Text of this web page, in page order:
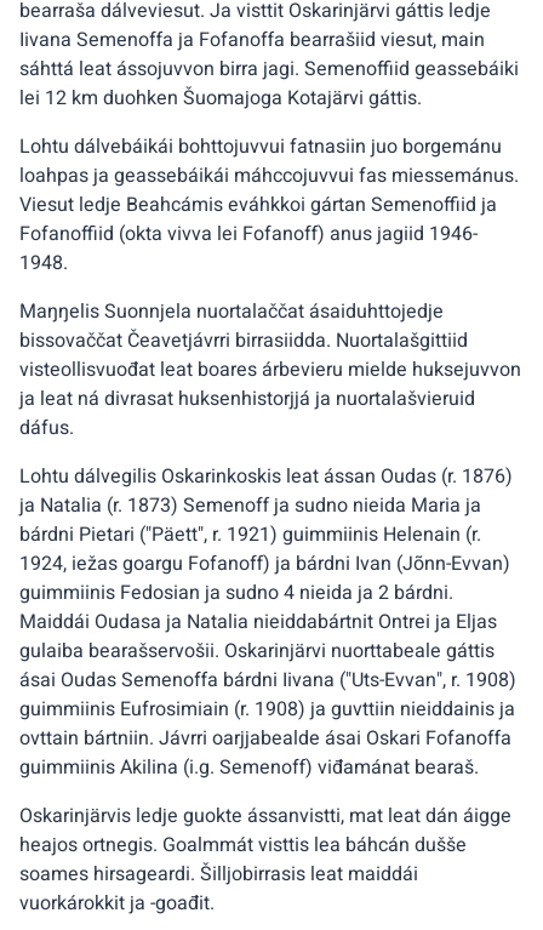
bearraša dálveviesut. Ja visttit Oskarinjärvi gáttis ledje
Iivana Semenoffa ja Fofanoffa bearrašiid viesut, main
sáhttá leat ássojuvvon birra jagi. Semenoffiid geassebáiki
lei 12 km duohken Šuomajoga Kotajärvi gáttis.
Lohtu dálvebáikái bohttojuvvui fatnasiin juo borgemánu
loahpas ja geassebáikái máhccojuvvui fas miessemánus.
Viesut ledje Beahcámis eváhkkoi gártan Semenoffiid ja
Fofanoffiid (okta vivva lei Fofanoff) anus jagiid 1946-
1948.
Maŋŋelis Suonnjela nuortalaččat ásaiduhttojedje
bissovaččat Čeavetjávrri birrasiidda. Nuortalašgittiid
visteollisvuođat leat boares árbevieru mielde huksejuvvon
ja leat ná divrasat huksenhistorjjá ja nuortalašvieruid
dáfus.
Lohtu dálvegilis Oskarinkoskis leat ássan Oudas (r. 1876)
ja Natalia (r. 1873) Semenoff ja sudno nieida Maria ja
bárdni Pietari ("Päett", r. 1921) guimmiinis Helenain (r.
1924, iežas goargu Fofanoff) ja bárdni Ivan (Jõnn-Evvan)
guimmiinis Fedosian ja sudno 4 nieida ja 2 bárdni.
Maiddái Oudasa ja Natalia nieiddabártnit Ontrei ja Eljas
gulaiba bearašservošii. Oskarinjärvi nuorttabeale gáttis
ásai Oudas Semenoffa bárdni Iivana ("Uts-Evvan", r. 1908)
guimmiinis Eufrosimiain (r. 1908) ja guvttiin nieiddainis ja
ovttain bártniin. Jávrri oarjjabealde ásai Oskari Fofanoffa
guimmiinis Akilina (i.g. Semenoff) viđamánat bearaš.
Oskarinjärvis ledje guokte ássanvistti, mat leat dán áigge
heajos ortnegis. Goalmmát visttis lea báhcán dušše
soames hirsageardi. Šilljobirrasis leat maiddái
vuorkárokkit ja -goađit.